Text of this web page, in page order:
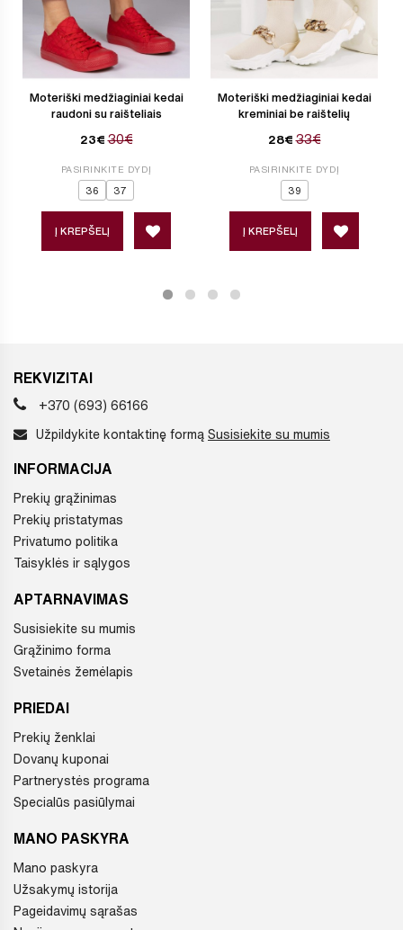
Moteriški medžiaginiai kedai
raudoni su raišteliais
23€ 30€
PASIRINKITE DYDĮ
36 37
Į KREPŠELĮ
Moteriški medžiaginiai kedai
kreminiai be raištelių
28€ 33€
PASIRINKITE DYDĮ
39
Į KREPŠELĮ
REKVIZITAI
+370 (693) 66166
Užpildykite kontaktinę formą Susisiekite su mumis
INFORMACIJA
Prekių grąžinimas
Prekių pristatymas
Privatumo politika
Taisyklės ir sąlygos
APTARNAVIMAS
Susisiekite su mumis
Grąžinimo forma
Svetainės žemėlapis
PRIEDAI
Prekių ženklai
Dovanų kuponai
Partnerystės programa
Specialūs pasiūlymai
MANO PASKYRA
Mano paskyra
Užsakymų istorija
Pageidavimų sąrašas